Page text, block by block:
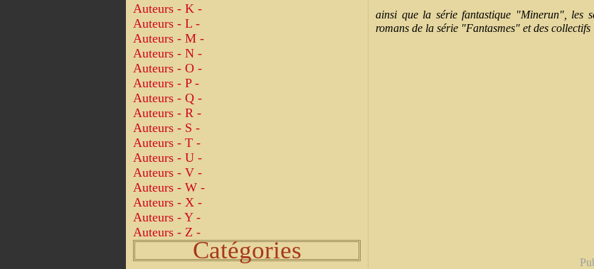
Auteurs - K -
Auteurs - L -
Auteurs - M -
Auteurs - N -
Auteurs - O -
Auteurs - P -
Auteurs - Q -
Auteurs - R -
Auteurs - S -
Auteurs - T -
Auteurs - U -
Auteurs - V -
Auteurs - W -
Auteurs - X -
Auteurs - Y -
Auteurs - Z -
Catégories
ainsi que la série fantastique "Minerun", les
romans de la série "Fantasmes" et des collectifs